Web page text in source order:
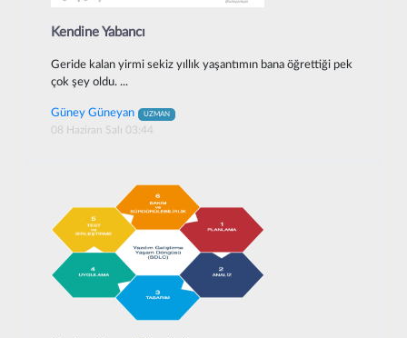
Kendine Yabancı
Geride kalan yirmi sekiz yıllık yaşantımın bana öğrettiği pek
çok şey oldu. ...
Güney Güneyan UZMAN
08 Haziran Salı 03:44